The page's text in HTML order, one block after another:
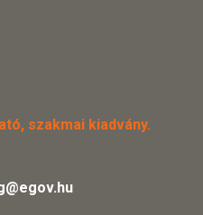
szakmai kiadvány.